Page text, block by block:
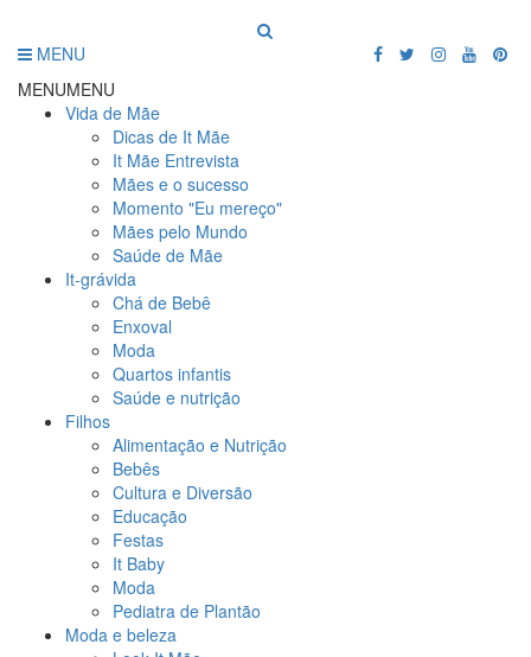
MENU
MENUMENU
Vida de Mãe
Dicas de It Mãe
It Mãe Entrevista
Mães e o sucesso
Momento "Eu mereço"
Mães pelo Mundo
Saúde de Mãe
It-grávida
Chá de Bebê
Enxoval
Moda
Quartos infantis
Saúde e nutrição
Filhos
Alimentação e Nutrição
Bebês
Cultura e Diversão
Educação
Festas
It Baby
Moda
Pediatra de Plantão
Moda e beleza